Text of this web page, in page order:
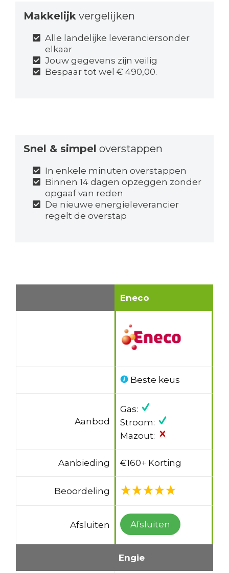
Makkelijk vergelijken
Alle landelijke leveranciersonder
elkaar
Jouw gegevens zijn veilig
Bespaar tot wel € 490,00.
Snel & simpel overstappen
In enkele minuten overstappen
Binnen 14 dagen opzeggen zonder
opgaaf van reden
De nieuwe energieleverancier
regelt de overstap
Eneco
Beste keus
Aanbod
Gas:
Stroom:
Mazout:
Aanbieding €160+ Korting
Beoordeling
Afsluiten Afsluiten
Engie